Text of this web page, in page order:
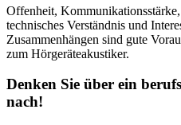
Offenheit,
technisches Verständnis und
Zusammenhängen sind gute
zum Hörgeräteakustiker.
Denken Sie über ein
nach!